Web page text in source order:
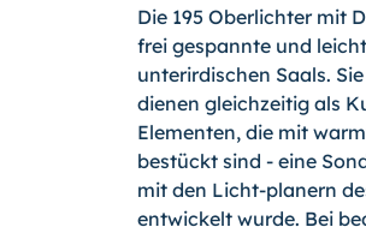
Die 195 Oberlichter mit
frei gespannte und
unterirdischen Saals.
dienen gleichzeitig als
Elementen, die mit
bestückt sind - eine
mit den Licht-planern
entwickelt wurde. Bei